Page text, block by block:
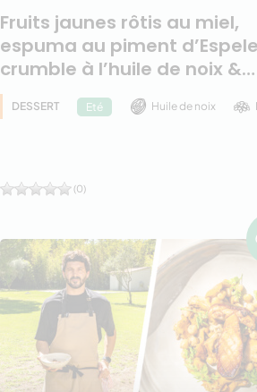
Fruits jaunes rôtis au miel,
espuma au piment
crumble à l’huile de noix &…
DESSERT Eté Huile de noix
(0)